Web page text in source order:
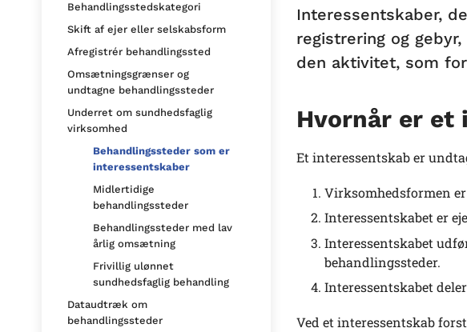
Behandlingsstedskategori
Skift af ejer eller selskabsform
Afregistrér behandlingssted
Omsætningsgrænser og
undtagne behandlingssteder
Underret om sundhedsfaglig
virksomhed
Behandlingssteder som er
interessentskaber
Midlertidige
behandlingssteder
Behandlingssteder med lav
årlig omsætning
Frivillig ulønnet
sundhedsfaglig behandling
Dataudtræk om
behandlingssteder
Interessentskaber,
registrering og
den aktivitet, som
Hvornår er et
Et interessentskab er
Virksomhedsformen
Interessentskabet er
Interessentskabet
behandlingssteder.
Interessentskabet
Ved et interessentskab